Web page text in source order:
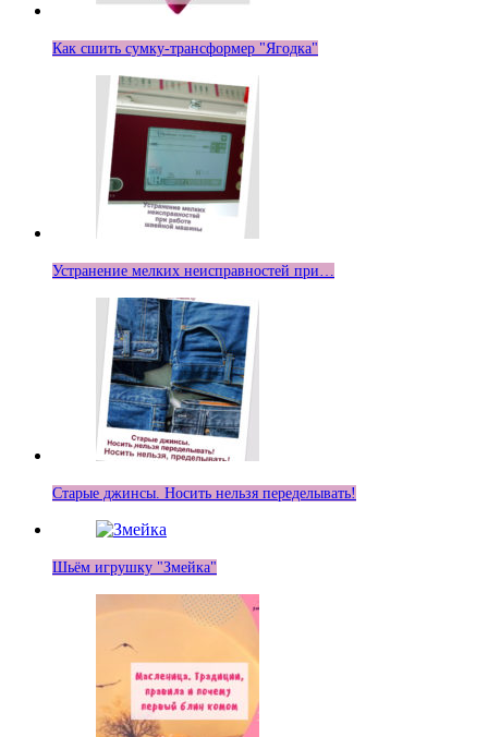
Как сшить сумку-трансформер "Ягодка"
Устранение мелких неисправностей при…
Старые джинсы. Носить нельзя переделывать!
Шьём игрушку "Змейка"